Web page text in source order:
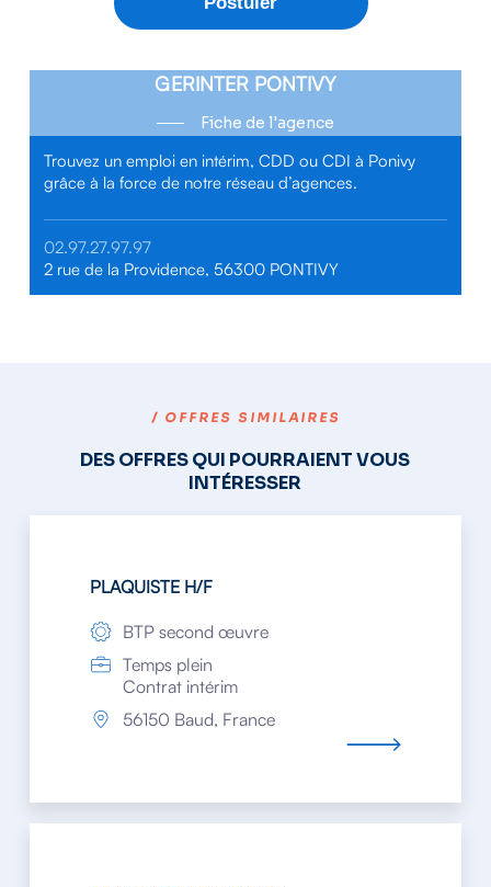
GERINTER PONTIVY
Fiche de l'agence
Trouvez un emploi en intérim, CDD ou CDI à Ponivy
grâce à la force de notre réseau d’agences.
02.97.27.97.97
2 rue de la Providence, 56300 PONTIVY
/ OFFRES SIMILAIRES
DES OFFRES QUI POURRAIENT VOUS
INTÉRESSER
PLAQUISTE H/F
BTP second œuvre
Temps plein
Contrat intérim
56150 Baud, France